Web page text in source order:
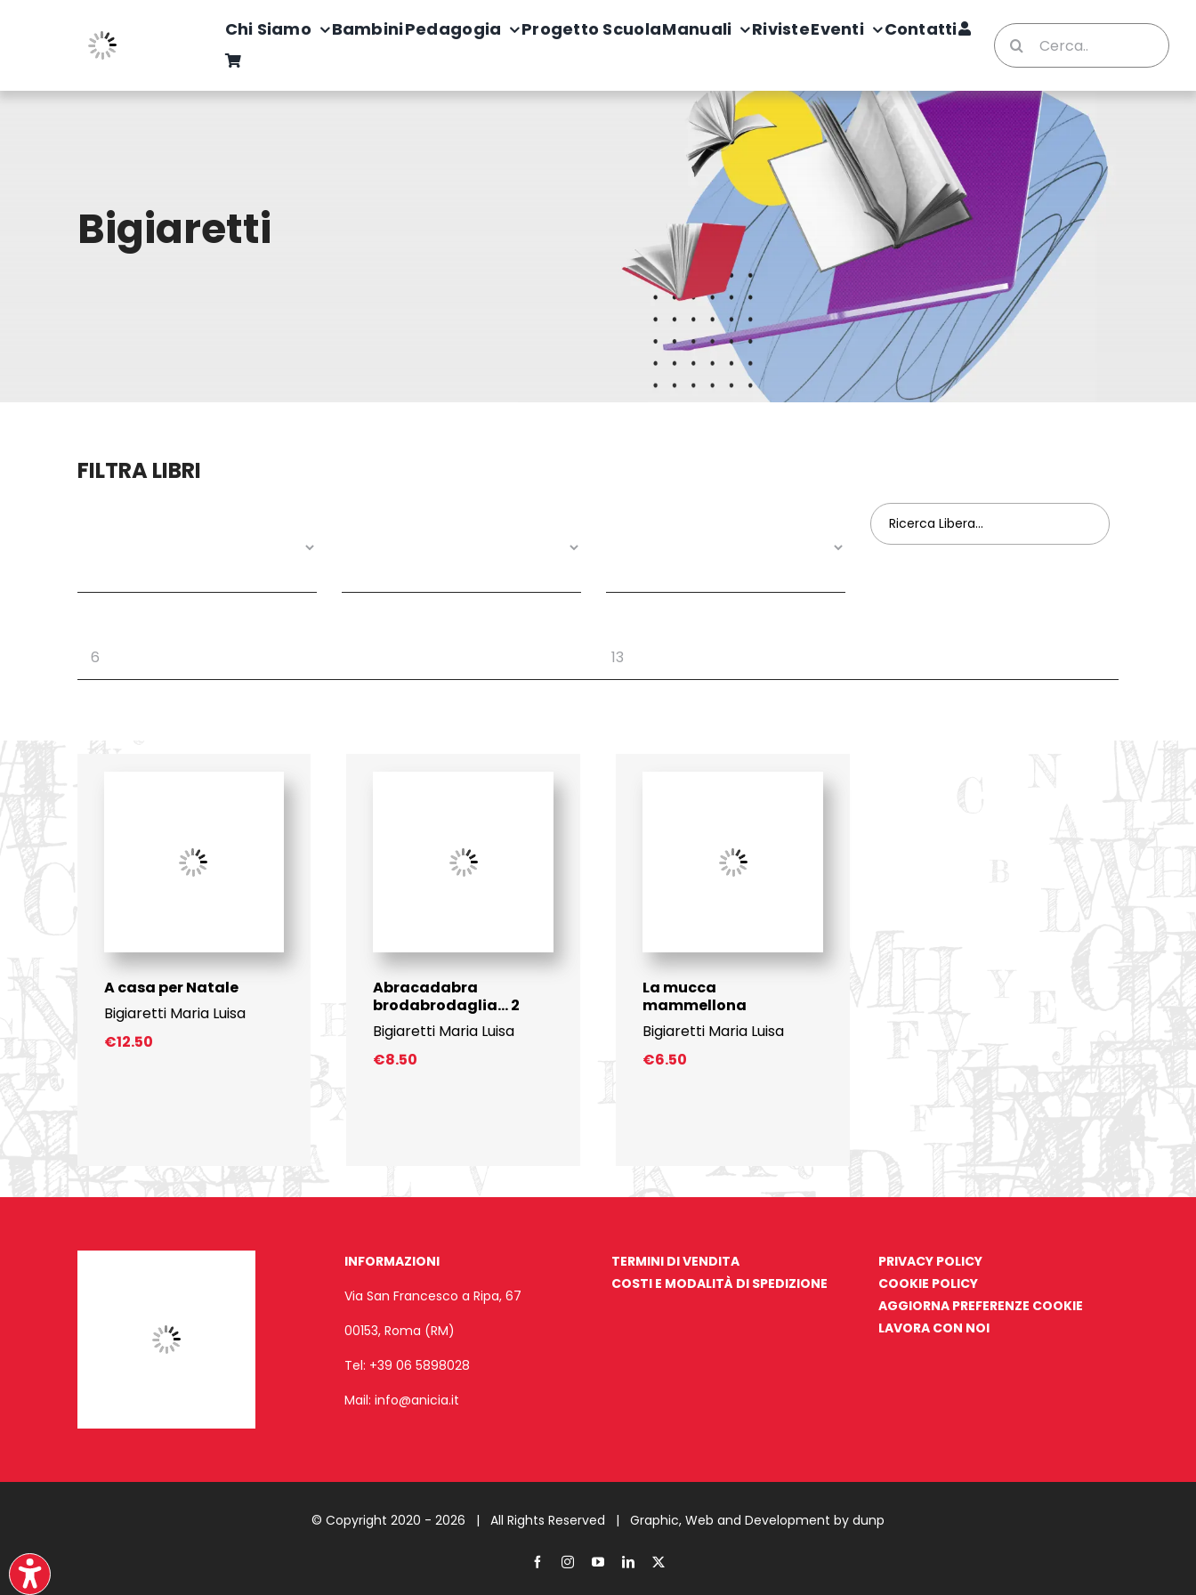
Chi Siamo BambiniPedagogia Progetto ScuolaManuali RivisteEventi Contatti
Cerca
per:
Bigiaretti
FILTRA LIBRI
A casa per Natale
Bigiaretti Maria Luisa
€12.50
Abracadabra
brodabrodaglia… 2
Bigiaretti Maria Luisa
€8.50
La mucca
mammellona
Bigiaretti Maria Luisa
€6.50
INFORMAZIONI
Via San Francesco a Ripa, 67
00153, Roma (RM)
Tel: +39 06 5898028
Mail: info@anicia.it
TERMINI DI VENDITA
COSTI E MODALITÀ DI SPEDIZIONE
PRIVACY POLICY
COOKIE POLICY
AGGIORNA PREFERENZE COOKIE
LAVORA CON NOI
© Copyright 2020 - 2026 | All Rights Reserved | Graphic, Web and Development by dunp
FacebookInstagramYouTubeLinkedIn